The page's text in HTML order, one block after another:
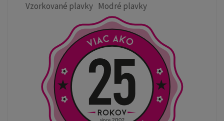
Vzorkované plavky Modré plavky